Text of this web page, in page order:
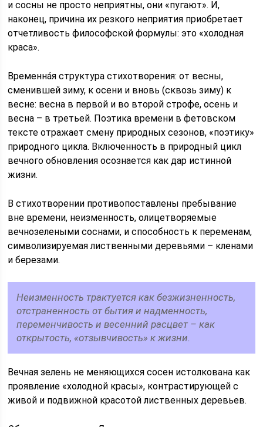
и сосны не просто неприятны, они «пугают». И,
наконец, причина их резкого неприятия приобретает
отчетливость философской формулы: это «холодная
краса».
Временнáя структура стихотворения: от весны,
сменившей зиму, к осени и вновь (сквозь зиму) к
весне: весна в первой и во второй строфе, осень и
весна – в третьей. Поэтика времени в фетовском
тексте отражает смену природных сезонов, «поэтику»
природного цикла. Включенность в природный цикл
вечного обновления осознается как дар истинной
жизни.
В стихотворении противопоставлены пребывание
вне времени, неизменность, олицетворяемые
вечнозелеными соснами, и способность к переменам,
символизируемая лиственными деревьями – кленами
и березами.
Неизменность трактуется как безжизненность,
отстраненность от бытия и надменность,
переменчивость и весенний расцвет – как
открытость, «отзывчивость» к жизни.
Вечная зелень не меняющихся сосен истолкована как
проявление «холодной красы», контрастирующей с
живой и подвижной красотой лиственных деревьев.